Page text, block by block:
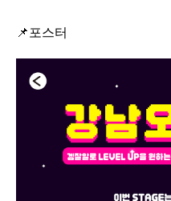
📌포스터